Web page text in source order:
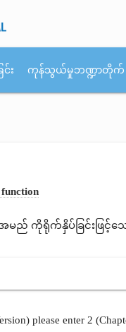
း ကုန်သွယ်မှုဘဏ္ဍာတိုက်
မည် ကိုရိုက်နှိပ်ခြင်းဖြင့်
please enter 2